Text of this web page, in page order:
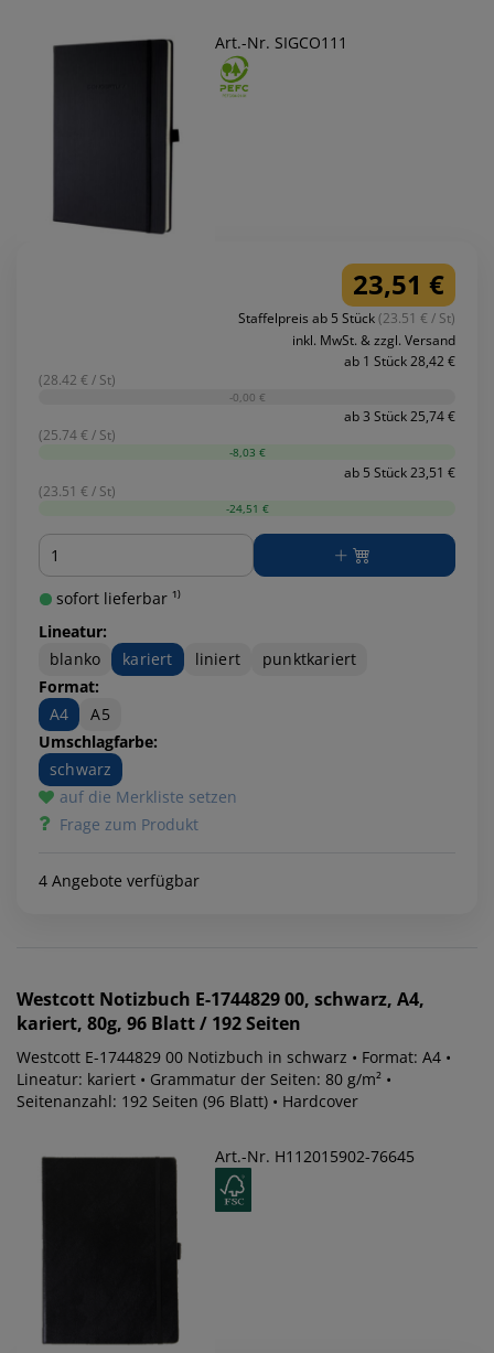
Art.-Nr. SIGCO111
23,51 €
Staffelpreis ab 5 Stück(23.51 € / St)
inkl. MwSt. & zzgl. Versand
ab 1 Stück 28,42 €
(28.42 € / St)
-0,00 €
ab 3 Stück 25,74 €
(25.74 € / St)
-8,03 €
ab 5 Stück 23,51 €
(23.51 € / St)
-24,51 €
Menge
sofort lieferbar ¹⁾
Lineatur:
blanko
kariert liniert
punktkariert
Format:
A4
A5
Umschlagfarbe:
schwarz
auf die Merkliste setzen
Frage zum Produkt
4 Angebote verfügbar
Westcott Notizbuch E-1744829 00, schwarz, A4,
kariert, 80g, 96 Blatt / 192 Seiten
Westcott E-1744829 00 Notizbuch in schwarz • Format: A4 •
Lineatur: kariert • Grammatur der Seiten: 80 g/m² •
Seitenanzahl: 192 Seiten (96 Blatt) • Hardcover
Art.-Nr. H112015902-76645